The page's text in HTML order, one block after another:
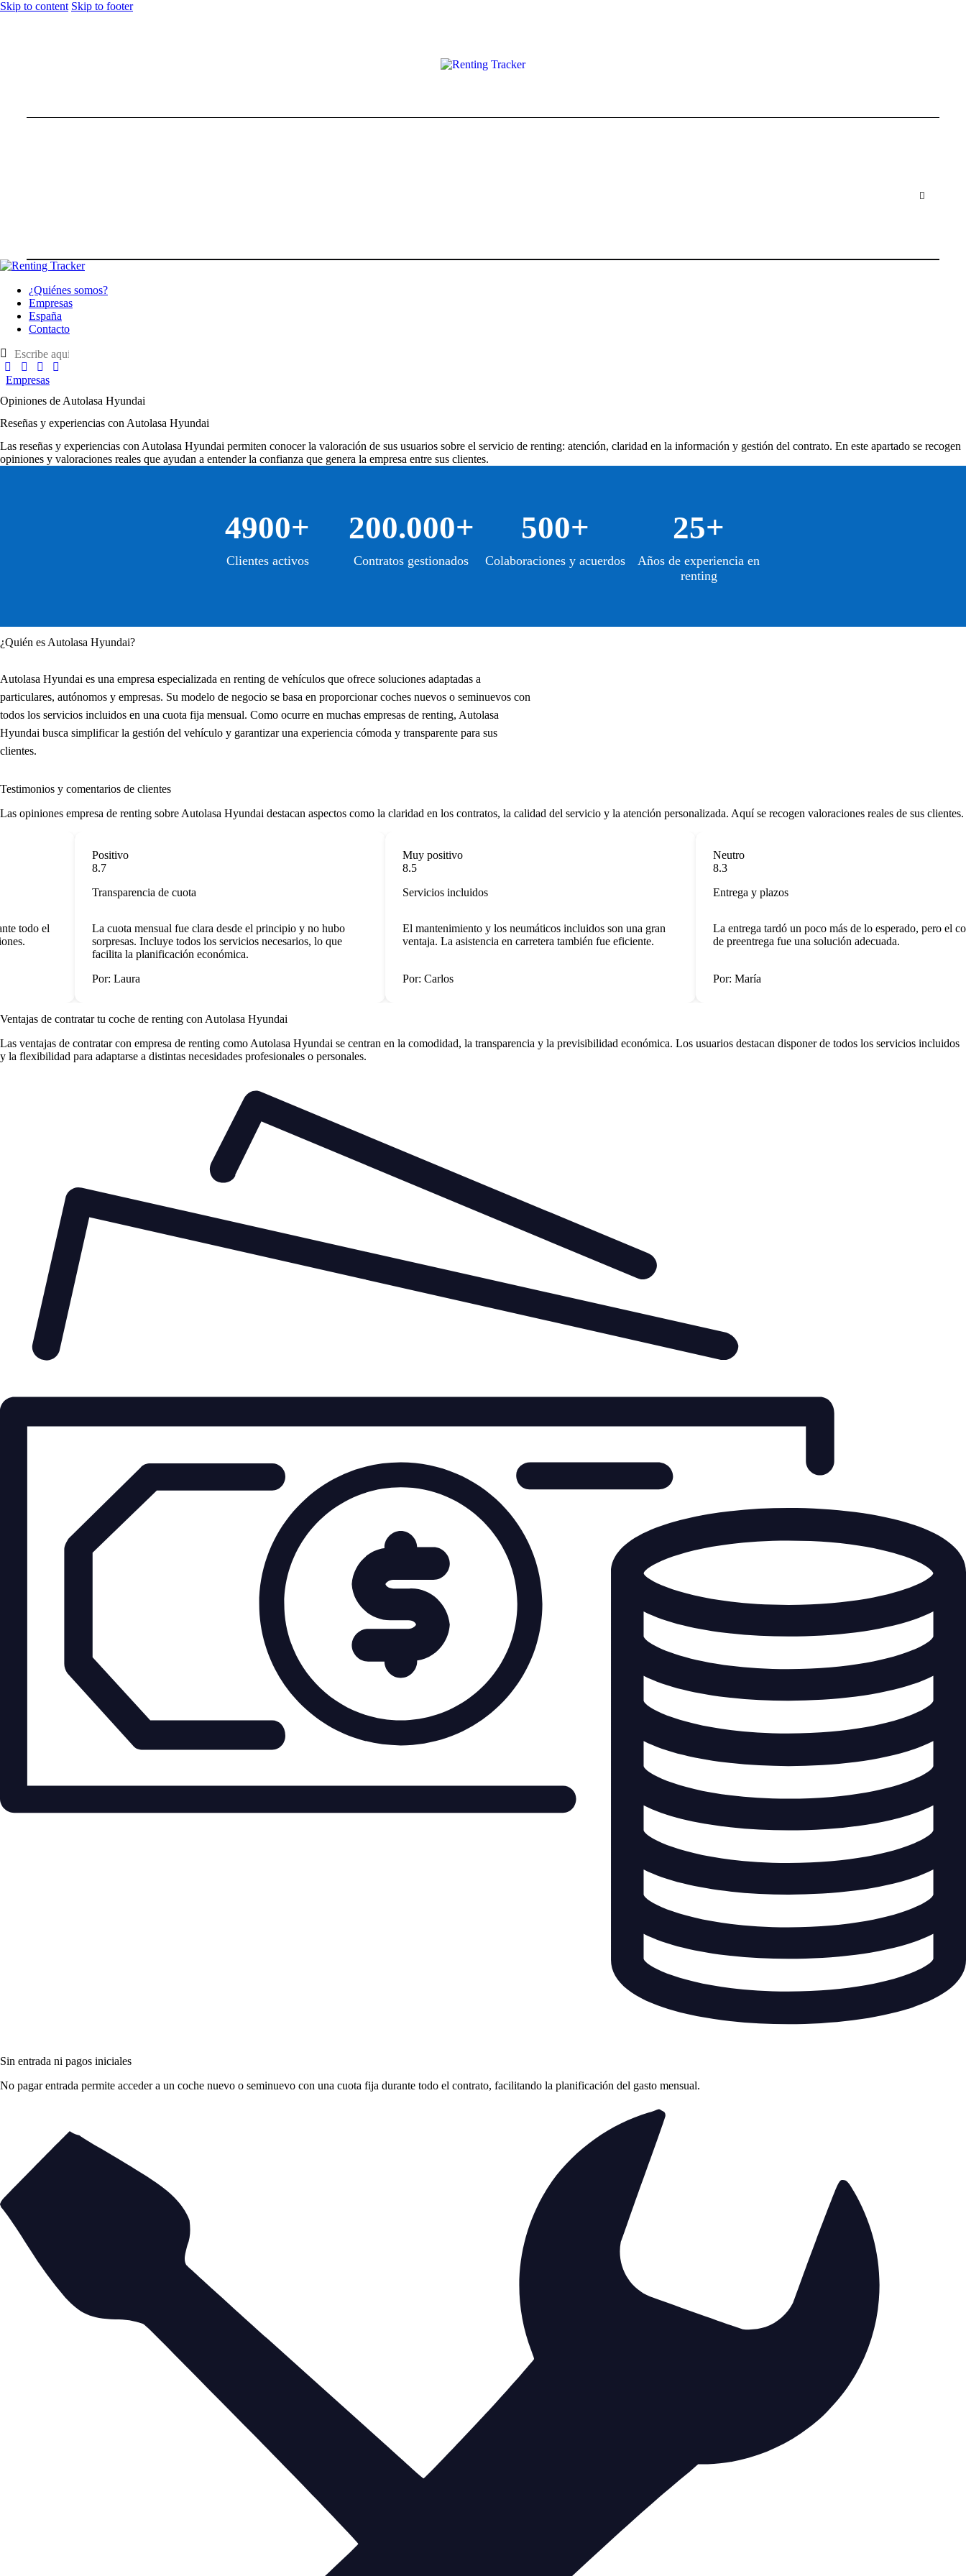
Skip to content Skip to footer
¿Quiénes somos?
Empresas
España
Contacto
Empresas
Opiniones de Autolasa Hyundai
Reseñas y experiencias con Autolasa Hyundai
Las reseñas y experiencias con Autolasa Hyundai permiten conocer la valoración de sus usuarios sobre el servicio de renting: atención, claridad en la información y gestión del contrato. En este apartado se recogen
opiniones y valoraciones reales que ayudan a entender la confianza que genera la empresa entre sus clientes.
4900+
Clientes activos
200.000+
Contratos gestionados
500+
Colaboraciones y acuerdos
25+
Años de experiencia en
renting
¿Quién es Autolasa Hyundai?
Autolasa Hyundai es una empresa especializada en renting de vehículos que ofrece soluciones adaptadas a
particulares, autónomos y empresas. Su modelo de negocio se basa en proporcionar coches nuevos o seminuevos con
todos los servicios incluidos en una cuota fija mensual. Como ocurre en muchas empresas de renting, Autolasa
Hyundai busca simplificar la gestión del vehículo y garantizar una experiencia cómoda y transparente para sus
clientes.
Testimonios y comentarios de clientes
Las opiniones empresa de renting sobre Autolasa Hyundai destacan aspectos como la claridad en los contratos, la calidad del servicio y la atención personalizada. Aquí se recogen valoraciones reales de sus clientes.
todo el
Positivo
8.7
Transparencia de cuota
La cuota mensual fue clara desde el principio y no hubo
sorpresas. Incluye todos los servicios necesarios, lo que
facilita la planificación económica.
Por: Laura
Muy positivo
8.5
Servicios incluidos
El mantenimiento y los neumáticos incluidos son una gran
ventaja. La asistencia en carretera también fue eficiente.
Por: Carlos
Neutro
8.3
Entrega y plazos
La entrega tardó un poco más de lo esperado, pero el
de preentrega fue una solución adecuada.
Por: María
Ventajas de contratar tu coche de renting con Autolasa Hyundai
Las ventajas de contratar con empresa de renting como Autolasa Hyundai se centran en la comodidad, la transparencia y la previsibilidad económica. Los usuarios destacan disponer de todos los servicios incluidos
y la flexibilidad para adaptarse a distintas necesidades profesionales o personales.
Sin entrada ni pagos iniciales
No pagar entrada permite acceder a un coche nuevo o seminuevo con una cuota fija durante todo el contrato, facilitando la planificación del gasto mensual.